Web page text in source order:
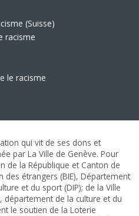
(Suisse)
racisme
le racisme
qui vit de ses dons et
par La Ville de Genève. Pour
de la République et Canton de
des étrangers (BIE), Département
et du sport (DIP); de la Ville
département de la culture et du
le soutien de la Loterie